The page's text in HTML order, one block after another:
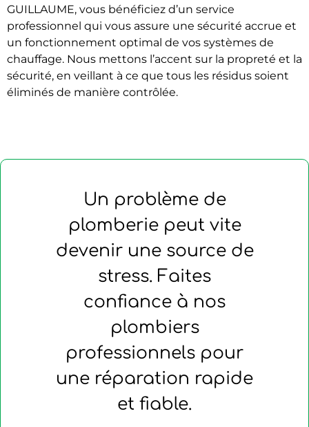
GUILLAUME, vous bénéficiez d’un service
professionnel qui vous assure une sécurité accrue et
un fonctionnement optimal de vos systèmes de
chauffage. Nous mettons l’accent sur la propreté et la
sécurité, en veillant à ce que tous les résidus soient
éliminés de manière contrôlée.
Un problème de
plomberie peut vite
devenir une source de
stress. Faites
confiance à nos
plombiers
professionnels pour
une réparation rapide
et fiable.